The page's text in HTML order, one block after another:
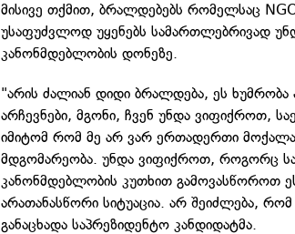
მისივე თქმით, ბრალდებებს რომელსაც
უსაფუძვლოდ უყენებს სამართლებრივად
კანონმდებლობის დონეზე.
"არის ძალიან დიდი ბრალდება, ეს
არჩევნები, მგონი, ჩვენ უნდა ვიფიქროთ,
იმიტომ რომ მე არ ვარ ერთადერთი
მდგომარეობა. უნდა ვიფიქროთ, როგორც
კანონმდებლობის კუთხით გამოვასწოროთ
არათანასწორი სიტუაცია. არ შეიძლება,
განაცხადა საპრეზიდენტო კანდიდატმა.